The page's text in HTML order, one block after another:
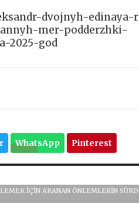
dvojnyh-edinaya-
mer-podderzhki-
2025-god
WhatsApp Pinterest
IÇIN ARANAN ÖNLEMLERIN